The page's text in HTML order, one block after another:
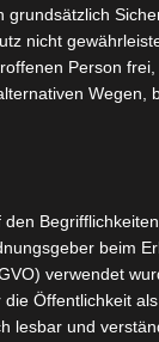
Hinweis
Ergebnisse
nicht
Person frei,
Wegen,
beim
verwendet
Öffentlichkeit
lesbar und